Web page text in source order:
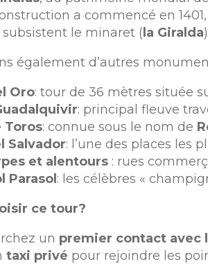
a commencé en
subsistent le minaret (la Giralda
également d’autres
Oro: tour de 36 mètres située
: principal fleuve
Toros: connue sous le nom de
Salvador: l’une des places les
et alentours: rues
Parasol: les célèbres «
ce tour?
un premier contact avec
taxi privé pour rejoindre les